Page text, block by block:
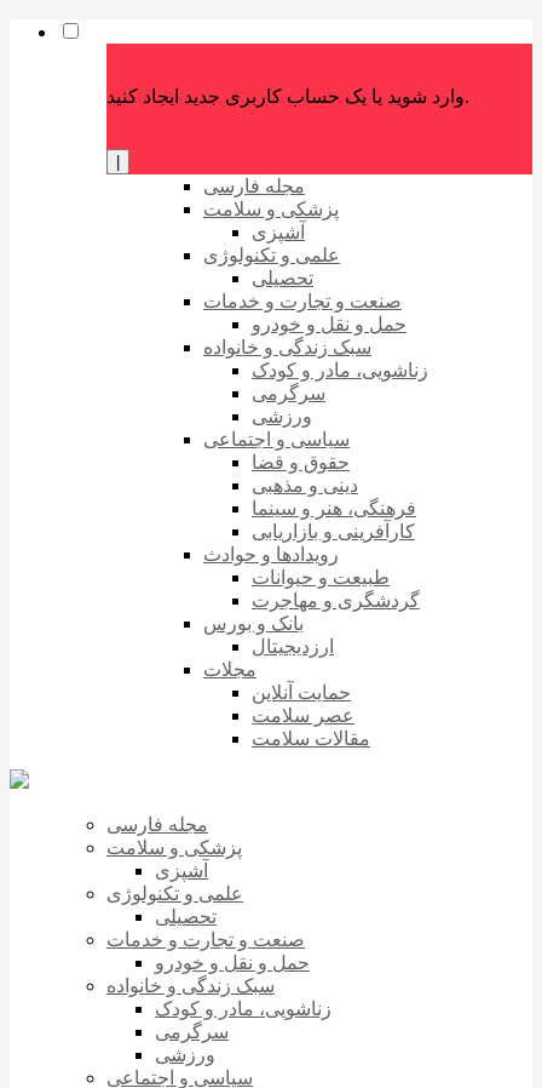
وارد شوید یا یک حساب کاربری جدید ایجاد کنید.
مجله فارسی
پزشکی و سلامت
آشپزی
علمی و تکنولوژی
تحصیلی
صنعت و تجارت و خدمات
حمل و نقل و خودرو
سبک زندگی و خانواده
زناشویی، مادر و کودک
سرگرمی
ورزشی
سیاسی و اجتماعی
حقوق و قضا
دینی و مذهبی
فرهنگی، هنر و سینما
کارآفرینی و بازاریابی
رویدادها و حوادث
طبیعت و حیوانات
گردشگری و مهاجرت
بانک و بورس
ارزدیجیتال
مجلات
حمایت آنلاین
عصر سلامت
مقالات سلامت
مجله فارسی
پزشکی و سلامت
آشپزی
علمی و تکنولوژی
تحصیلی
صنعت و تجارت و خدمات
حمل و نقل و خودرو
سبک زندگی و خانواده
زناشویی، مادر و کودک
سرگرمی
ورزشی
سیاسی و اجتماعی